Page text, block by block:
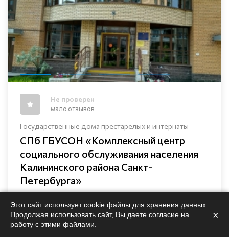
Государственные дома престарелых и интернаты
СПб ГБУСОН «Комплексный центр
социального обслуживания населения
Калининского района Санкт-
Петербурга»
3
Не проверен
мало отзывов
1 000 ₽
Этот сайт использует cookie файлы для хранения данных.
Продолжая использовать сайт, Вы даете согласие на
работу с этими файлами.
×